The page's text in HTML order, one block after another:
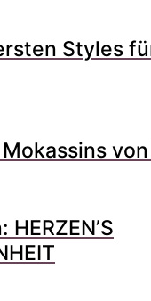
Styles